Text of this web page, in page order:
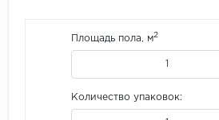
Площадь пола, м2
Количество упаковок: